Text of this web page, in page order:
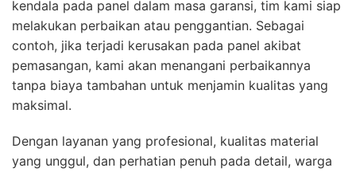
kendala pada panel dalam masa garansi, tim kami siap
melakukan perbaikan atau penggantian. Sebagai
contoh, jika terjadi kerusakan pada panel akibat
pemasangan, kami akan menangani perbaikannya
tanpa biaya tambahan untuk menjamin kualitas yang
maksimal.
Dengan layanan yang profesional, kualitas material
yang unggul, dan perhatian penuh pada detail, warga